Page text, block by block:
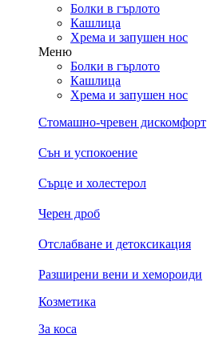
Болки в гърлото
Кашлица
Хрема и запушен нос
Меню
Болки в гърлото
Кашлица
Хрема и запушен нос
Стомашно-чревен дискомфорт
Сън и успокоение
Сърце и холестерол
Черен дроб
Отслабване и детоксикация
Разширени вени и хемороиди
Козметика
За коса